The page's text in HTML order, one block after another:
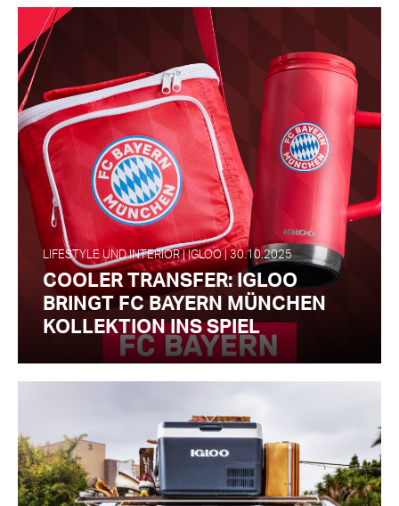
LIFESTYLE UND INTERIOR | IGLOO | 30.10.2025
COOLER TRANSFER: IGLOO
BRINGT FC BAYERN MÜNCHEN
KOLLEKTION INS SPIEL